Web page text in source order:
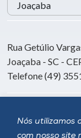
Nós utilizamos
com nosso site
Rua Getúlio
Joaçaba - SC -
Telefone (49)
Siga a